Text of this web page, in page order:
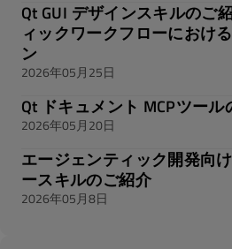
Qt GUI デザインスキルのご
ィックワークフローにおけ
ン
2026年05月25日
Qt ドキュメント MCPツール
2026年05月20日
エージェンティック開発向
ースキルのご紹介
2026年05月8日